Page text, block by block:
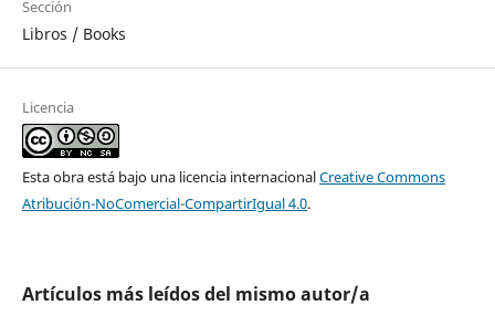
Sección
Libros / Books
Licencia
Esta obra está bajo una licencia internacionalCreative Commons
Atribución-NoComercial-CompartirIgual 4.0.
Artículos más leídos del mismo autor/a